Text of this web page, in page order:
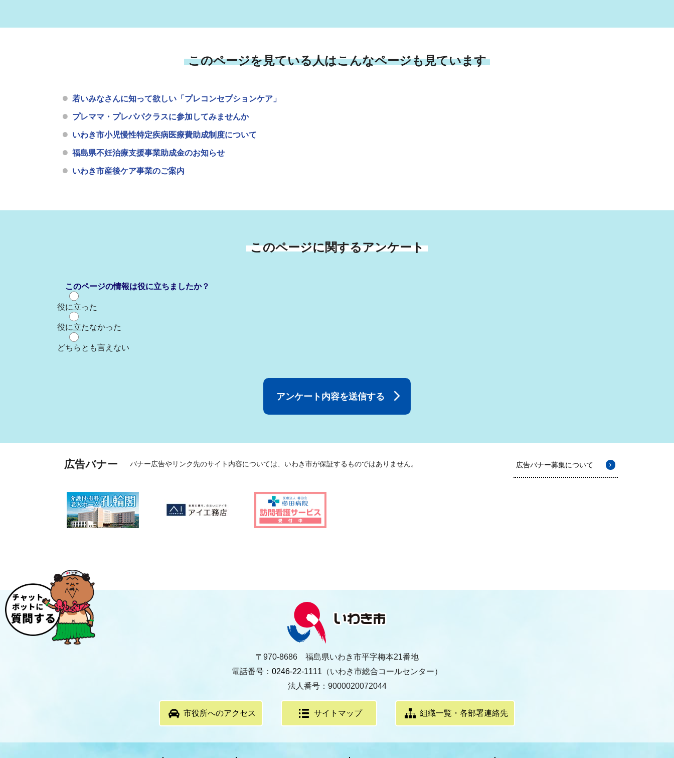
このページを見ている人はこんなページも見ています
若いみなさんに知って欲しい「プレコンセプションケア」
プレママ・プレパパクラスに参加してみませんか
いわき市小児慢性特定疾病医療費助成制度について
福島県不妊治療支援事業助成金のお知らせ
いわき市産後ケア事業のご案内
このページに関するアンケート
このページの情報は役に立ちましたか？
役に立った
役に立たなかった
どちらとも言えない
広告バナー バナー広告やリンク先のサイト内容については、いわき市が保証するものではありません。 広告バナー募集について
〒970-8686 福島県いわき市平字梅本21番地
電話番号： 0246-22-1111 （いわき市総合コールセンター）
法人番号：9000020072044
市役所へのアクセス サイトマップ 組織一覧・各部署連絡先